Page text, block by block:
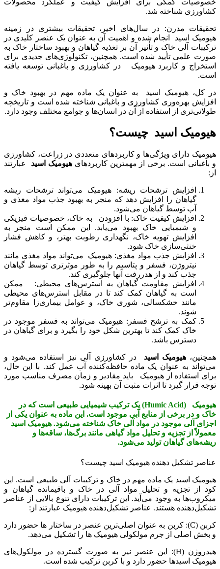
خصوصیات کمکی برای افزایش کیفیت و عملکرد محصولات
کشاورزی شناخته شد.
تحقیقات مدرن: در سال‌های اخیر، تحقیقات بیشتری در زمینه
هیومیک اسید انجام شده و اهمیت آن به عنوان یک عنصر کلیدی در
ترکیبات آلی خاک و تأثیر آن بر تغذیه گیاهان و بهبود ساختار خاک به
صورت علمی تأیید شده است. همچنین، تکنولوژی‌های جدیدی برای
استخراج و کاربرد هیومیک در کشاورزی و باغبانی توسعه یافته
است.
در کل، هیومیک اسید به عنوان یک ماده مهم در بهبود خاک و
افزایش بهره‌وری کشاورزی و باغبانی شناخته شده است و تاریخچه
طولانی‌تری از استفاده از آن در انسان‌ها و جوامع مختلف وجود دارد.
هیومیک اسید چیست؟
هیومیک دارای ویژگی‌ها و کاربردهای متعددی در زراعت، کشاورزی
و باغبانی است. برخی از مهمترین کاربردهایهیومیک اسید عبارتند
از:
افزایش ترشحات ریشه: هیومیک می‌تواند ترشحات ریشه
گیاهان را افزایش دهد که منجر به بهبود جذب مواد مغذی و
آب توسط گیاهان می‌شود.
افزایش کیفیت خاک: با افزودن به خاک، خصوصیات فیزیکی
و شیمیایی خاک بهبود می‌یابد. این ممکن است منجر به
افزایش تهویه خاک، نگهداری رطوبت بهتر، و کاهش فشار
خنثی‌سازی خاک شود.
افزایش جذب مواد مغذی: هیومیک می‌تواند مواد مغذی مانند
نیتروژن، فسفر و پتاسیم را به طور موثرتری توسط گیاهان
جذب کند و از هدررفت آنها جلوگیری کند.
افزایش مقاومت گیاهان به استرس‌های محیطی: ممکن
است به گیاهان کمک کند تا در مقابل استرس‌های محیطی
مانند خشکسالی، شوری خاک، و عوامل بیماری‌زا مقاوم‌تر
شوند.
کمک به ترشح فسفر: هیومیک می‌تواند به فسفر موجود در
خاک کمک کند تا بهترین شکل خود را بگیرد و برای گیاهان در
دسترس باشد.
همچنین،هیومیک اسید در کشاورزی آلی نیز استفاده می‌شود و
می‌تواند به عنوان یک ماده حافظه‌کننده آب عمل کند. با این حال،
برای استفاده از هیومیک باید مقادیر و زمان مصرف مناسب مورد
توجه قرار گیرد تا اثرات مثبت آن بهینه شود.
هیومیک (Humic Acid) یک ترکیب شیمیایی طبیعی است که در
خاک و در برخی از منابع آبی موجود است. این ماده به عنوان یکی از
اجزای آلی موجود در مواد آلی خاک شناخته می‌شود. هیومیک اسید
معمولاً از تجزیه و تحلیل مواد گیاهی مانند برگ‌ها، ساقه‌ها و
ریشه‌های گیاهان تولید می‌شود.
عناصر تشکیل دهنده هیومیک اسید چیست؟
هیومیک اسید یک ماده مهم در خاک و ترکیبات آلی طبیعی است. این
کود از تجزیه و تحلیل مواد آلی در خاک و باقیمانده گیاهان و
میکروب‌ها به وجود می‌آید. این ترکیبات دارای تنوع بالایی از عناصر
تشکیل‌دهنده هستند. عناصر تشکیل‌دهنده هیومیک عبارتند از:
کربن (C): کربن به عنوان اصلی‌ترین عنصر در ساختار ها حضور دارد
و بخش اصلی از جرم مولکولی هیومیک ها را تشکیل می‌دهد.
هیدروژن (H): این عنصر نیز به صورت گسترده در مولکول‌های
هیومیک اسیدها حضور دارد و با کربن ترکیب شده است.